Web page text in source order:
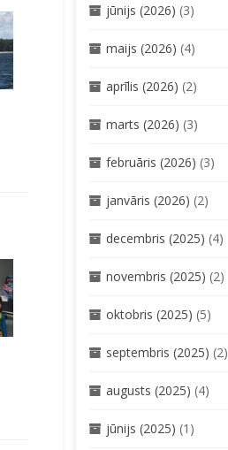
jūnijs (2026) (3)
maijs (2026) (4)
aprīlis (2026) (2)
marts (2026) (3)
februāris (2026) (3)
janvāris (2026) (2)
decembris (2025) (4)
novembris (2025) (2)
oktobris (2025) (5)
septembris (2025) (2)
augusts (2025) (4)
jūnijs (2025) (1)